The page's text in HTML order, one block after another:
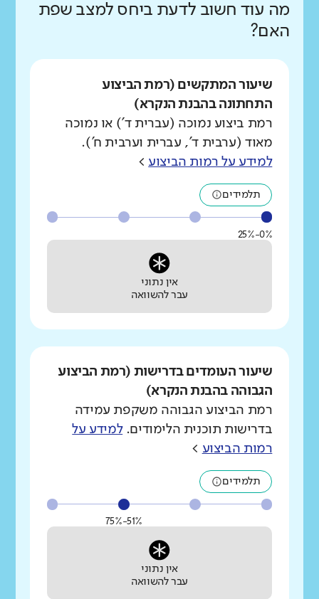
מה עוד חשוב לדעת ביחס למצב שפת
האם?
שיעור המתקשים (רמת הביצוע
התחתונה בהבנת הנקרא)
רמת ביצוע נמוכה (עברית ד') או נמוכה
מאוד (ערבית ד', עברית וערבית ח').
למידע על רמות הביצוע >
תלמידים
0%-25%
אין נתוני
עבר להשוואה
שיעור העומדים בדרישות (רמת הביצוע
הגבוהה בהבנת הנקרא)
רמת הביצוע הגבוהה משקפת עמידה
בדרישות תוכנית הלימודים.למידע על
רמות הביצוע >
תלמידים
51%-75%
אין נתוני
עבר להשוואה